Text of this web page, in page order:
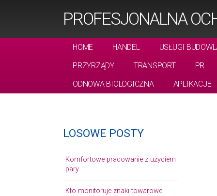
PROFESJONALNA
HOME HANDEL
USŁUGI
PRZYRZĄDY
TRANSPORT
PR
ODNOWA BIOLOGICZNA
APLIKACJE
LOSOWE POSTY
Komfortowe pracowanie z użyciem
pary
Kto monitoruje znaki towarowe